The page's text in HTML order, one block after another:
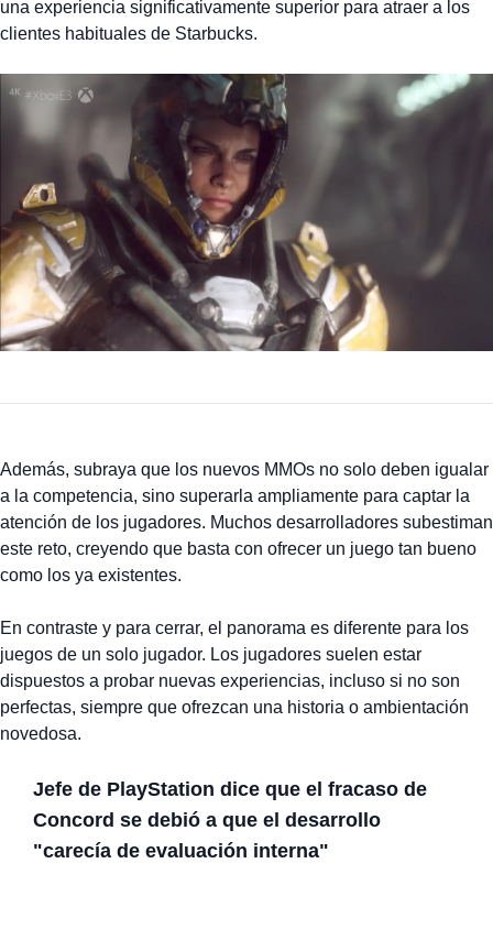
una experiencia significativamente superior para atraer a los
clientes habituales de Starbucks.
Además, subraya que los nuevos MMOs no solo deben igualar
a la competencia, sino superarla ampliamente para captar la
atención de los jugadores. Muchos desarrolladores subestiman
este reto, creyendo que basta con ofrecer un juego tan bueno
como los ya existentes.
En contraste y para cerrar, el panorama es diferente para los
juegos de un solo jugador. Los jugadores suelen estar
dispuestos a probar nuevas experiencias, incluso si no son
perfectas, siempre que ofrezcan una historia o ambientación
novedosa.
Jefe de PlayStation dice que el fracaso de
Concord se debió a que el desarrollo
"carecía de evaluación interna"